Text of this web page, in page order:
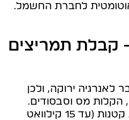
לחברת החשמל.
קבלת תמריצים
לאנרגיה ירוקה, ולכן
הקלות מס וסבסודים.
במקרים של מערכות קטנות (עד 15 קילוואט